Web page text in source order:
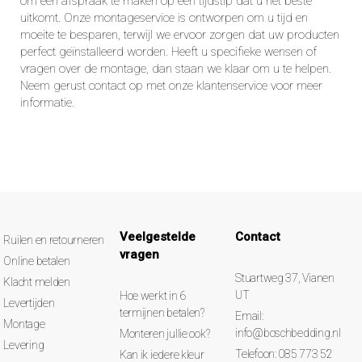
uitkomt. Onze montageservice is ontworpen om u tijd en
moeite te besparen, terwijl we ervoor zorgen dat uw producten
perfect geïnstalleerd worden. Heeft u specifieke wensen of
vragen over de montage, dan staan we klaar om u te helpen.
Neem gerust contact op met onze klantenservice voor meer
informatie.
Ruilen en retourneren
Online betalen
Klacht melden
Levertijden
Montage
Levering
Veelgestelde
vragen
Hoe werkt in 6
termijnen betalen?
Monteren jullie ook?
Kan ik iedere kleur
Contact
Stuartweg 37, Vianen
UT
Email:
info@boschbedding.nl
Telefoon: 085 773 52